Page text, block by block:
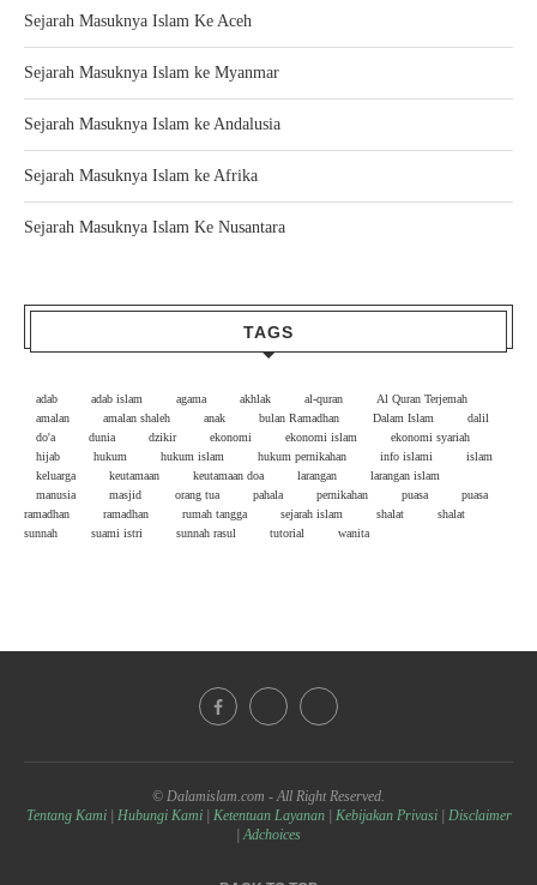
Sejarah Masuknya Islam Ke Aceh
Sejarah Masuknya Islam ke Myanmar
Sejarah Masuknya Islam ke Andalusia
Sejarah Masuknya Islam ke Afrika
Sejarah Masuknya Islam Ke Nusantara
TAGS
adab adab islam agama akhlak al-quran
Al Quran Terjemah
amalan
amalan shaleh anak bulan Ramadhan Dalam Islam
dalil
do'a
dunia dzikir ekonomi ekonomi islam
ekonomi syariah
hijab
hukum hukum islam hukum pernikahan info islami
islam
keluarga
keutamaan keutamaan doa larangan
larangan islam
manusia
masjid orang tua pahala pernikahan puasa
puasa
ramadhan
ramadhan rumah tangga sejarah islam shalat
shalat
sunnah
suami istri sunnah rasul tutorial wanita
© Dalamislam.com - All Right Reserved.
Tentang Kami
Hubungi Kami| Ketentuan Layanan| Kebijakan Privasi| Disclaimer
|Adchoices